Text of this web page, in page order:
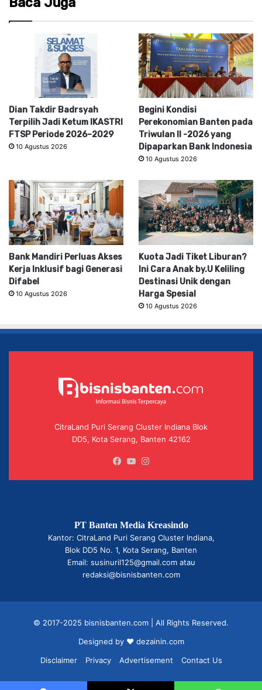
Dian Takdir Badrsyah
Terpilih Jadi Ketum IKASTRI
FTSP Periode 2026–2029
10 Agustus 2026
Begini Kondisi
Perekonomian Banten pada
Triwulan II -2026 yang
Dipaparkan Bank Indonesia
10 Agustus 2026
Bank Mandiri Perluas Akses
Kerja Inklusif bagi Generasi
Difabel
10 Agustus 2026
Kuota Jadi Tiket Liburan?
Ini Cara Anak by.U Keliling
Destinasi Unik dengan
Harga Spesial
10 Agustus 2026
CitraLand Puri Serang Cluster Indiana Blok
DD5, Kota Serang, Banten 42162
Facebook
YouTube
PT Banten Media Kreasindo
Kantor: CitraLand Puri Serang Cluster Indiana,
Blok DD5 No. 1, Kota Serang, Banten
Email: susinuril125@gmail.com atau
redaksi@bisnisbanten.com
© 2017-2025 bisnisbanten.com | All Rights Reserved.
Designed by ❤ dezainin.com
Disclaimer
Privacy Advertisement Contact Us